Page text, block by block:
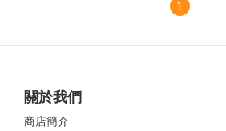
1
關於我們
商店簡介